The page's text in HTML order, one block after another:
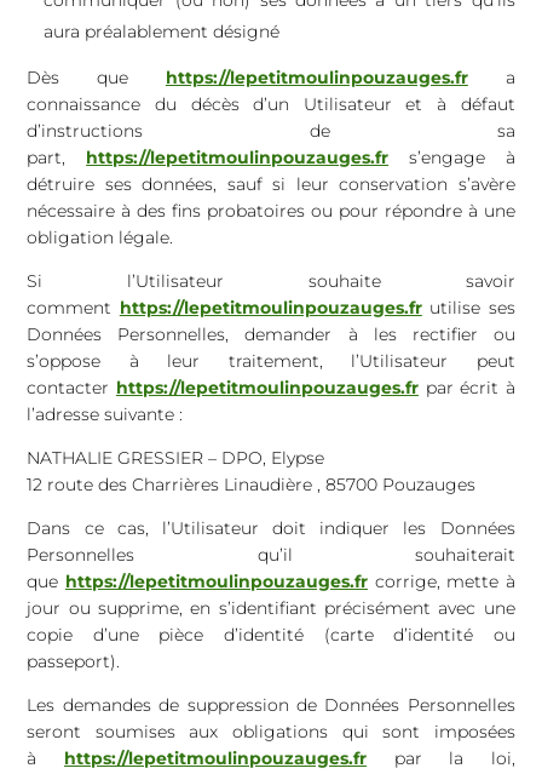
aura préalablement désigné
Dès que https://lepetitmoulinpouzauges.fr
a
connaissance du décès d’un Utilisateur et à défaut
d’instructions de sa
part,
https://lepetitmoulinpouzauges.fr
s’engage à
détruire ses données, sauf si leur conservation s’avère
nécessaire à des fins probatoires ou pour répondre à une
obligation légale.
Si l’Utilisateur souhaite savoir
comment https://lepetitmoulinpouzauges.fr utilise ses
Données Personnelles, demander à les rectifier ou
s’oppose à leur traitement, l’Utilisateur peut
contacter https://lepetitmoulinpouzauges.fr par écrit à
l’adresse suivante :
NATHALIE GRESSIER – DPO, Elypse
12 route des Charrières Linaudière , 85700 Pouzauges
Dans ce cas, l’Utilisateur doit indiquer les Données
Personnelles qu’il souhaiterait
que https://lepetitmoulinpouzauges.fr corrige, mette à
jour ou supprime, en s’identifiant précisément avec une
copie d’une pièce d’identité (carte d’identité ou
passeport).
Les demandes de suppression de Données Personnelles
seront soumises aux obligations qui sont imposées
à
https://lepetitmoulinpouzauges.fr
par la loi,